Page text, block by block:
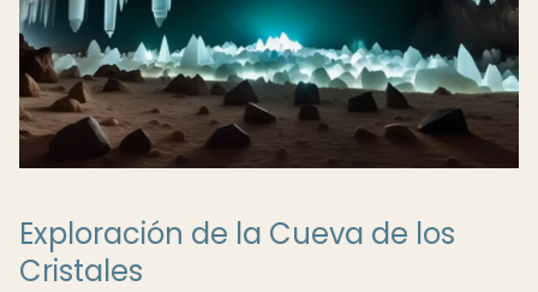
Exploración de la Cueva de los
Cristales